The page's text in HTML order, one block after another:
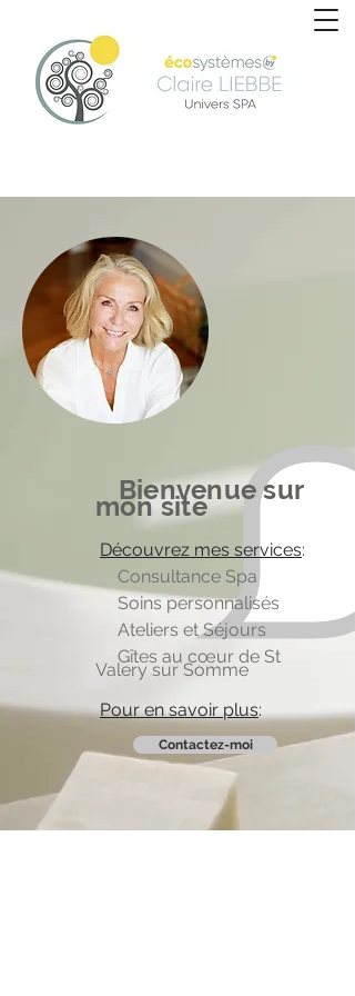
Bienvenuesur
mon site
Découvrez mes services:
Consultance Spa
Soins personnalisés
Ateliers et Séjours
Gîtes au cœur de St
Valery sur Somme
Pour en savoir plus:
Contactez-moi